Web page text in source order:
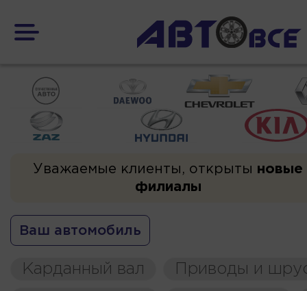
Уважаемые клиенты, открыты новые
филиалы
Ваш автомобиль
Карданный вал
Приводы и